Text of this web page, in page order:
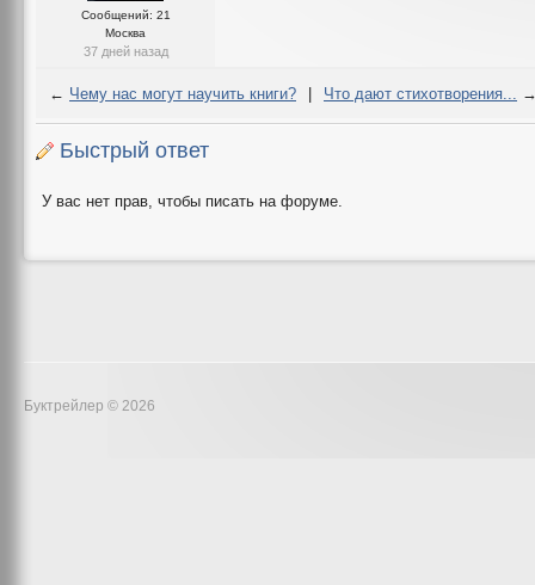
Сообщений: 21
Москва
37 дней назад
← Чему нас могут научить книги? Что дают стихотворения...
Быстрый ответ
У вас нет прав, чтобы писать на форуме.
Буктрейлер © 2026